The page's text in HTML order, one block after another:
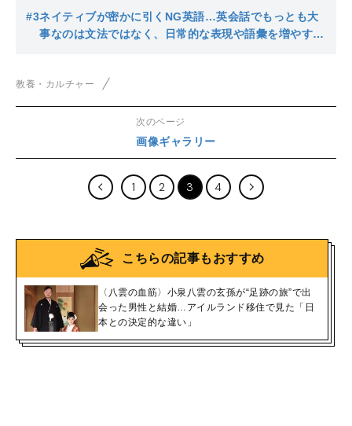
方
#3ネイティブが密かに引くNG英語…英会話でもっとも大
事なのは文法ではなく、日常的な表現や語彙を増やす努
教養・カルチャー
次のページ
画像ギャラリー
1 2 3 4
こちらの記事もおすすめ
〈八雲の血筋〉小泉八雲の玄孫が“足跡の旅”で出
会った男性と結婚…アイルランド移住で見た「日
本との決定的な違い」